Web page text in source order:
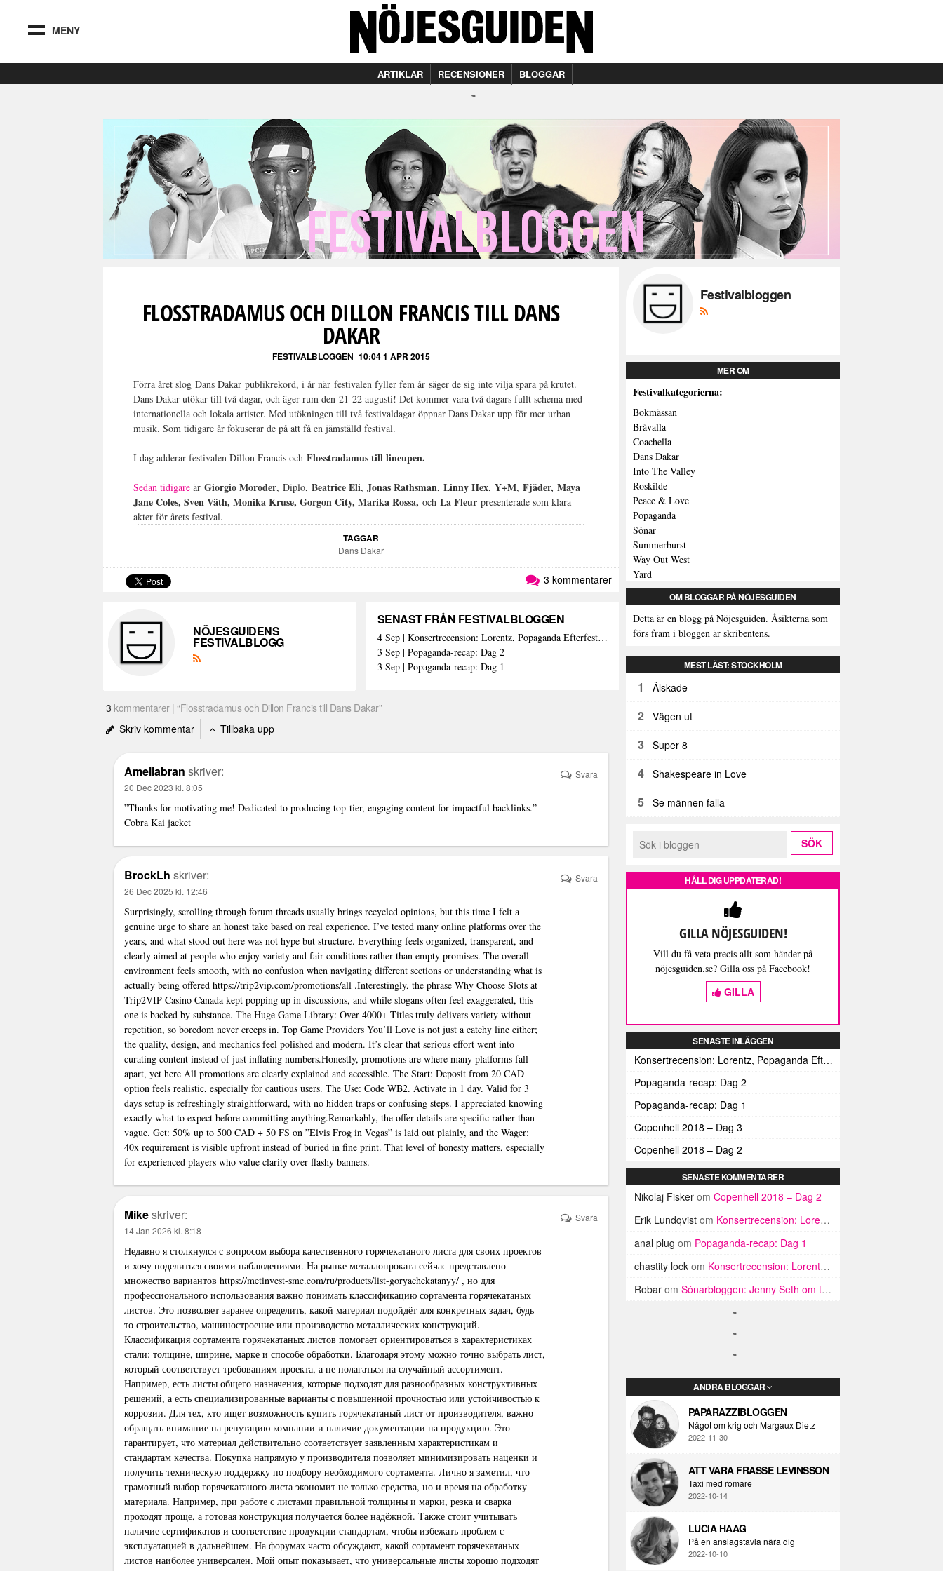
MENY
ARTIKLAR RECENSIONER BLOGGAR
FLOSSTRADAMUS OCH DILLON FRANCIS TILL DANS
DAKAR
FESTIVALBLOGGEN 10:04 1 APR 2015
Förra året slog Dans Dakar publikrekord, i år när festivalen fyller fem år säger de sig inte vilja spara på krutet.
Dans Dakar utökar till två dagar, och äger rum den 21-22 augusti! Det kommer vara två dagars fullt schema med
internationella och lokala artister. Med utökningen till två festivaldagar öppnar Dans Dakar upp för mer urban
musik. Som tidigare år fokuserar de på att få en jämställd festival.
I dag adderar festivalen Dillon Francis ochFlosstradamus till lineupen.
Sedan tidigare ärGiorgio Moroder, Diplo,Beatrice Eli,Jonas Rathsman,Linny Hex,Y+M,Fjäder,Maya
Jane Coles, Sven Väth, Monika Kruse, Gorgon City, Marika Rossa,och La Fleur presenterade som klara
akter för årets festival.
TAGGAR
Dans Dakar
3 kommentarer
NÖJESGUIDENS
FESTIVALBLOGG
SENAST FRÅN FESTIVALBLOGGEN
4 Sep | Konsertrecension: Lorentz, Popaganda Efterfestivalen
3 Sep | Popaganda-recap: Dag 2
3 Sep | Popaganda-recap: Dag 1
3 kommentarer | “Flosstradamus och Dillon Francis till Dans Dakar”
Skriv kommentar
Tillbaka upp
Ameliabran skriver:
20 Dec 2023 kl. 8:05
”Thanks for motivating me! Dedicated to producing top-tier, engaging content for impactful backlinks.”
Cobra Kai jacket
Svara
BrockLh skriver:
26 Dec 2025 kl. 12:46
Surprisingly, scrolling through forum threads usually brings recycled opinions, but this time I felt a
genuine urge to share an honest take based on real experience. I’ve tested many online platforms over the
years, and what stood out here was not hype but structure. Everything feels organized, transparent, and
clearly aimed at people who enjoy variety and fair conditions rather than empty promises. The overall
environment feels smooth, with no confusion when navigating different sections or understanding what is
actually being offered https://trip2vip.com/promotions/all .Interestingly, the phrase Why Choose Slots at
Trip2VIP Casino Canada kept popping up in discussions, and while slogans often feel exaggerated, this
one is backed by substance. The Huge Game Library: Over 4000+ Titles truly delivers variety without
repetition, so boredom never creeps in. Top Game Providers You’ll Love is not just a catchy line either;
the quality, design, and mechanics feel polished and modern. It’s clear that serious effort went into
curating content instead of just inflating numbers.Honestly, promotions are where many platforms fall
apart, yet here All promotions are clearly explained and accessible. The Start: Deposit from 20 CAD
option feels realistic, especially for cautious users. The Use: Code WB2. Activate in 1 day. Valid for 3
days setup is refreshingly straightforward, with no hidden traps or confusing steps. I appreciated knowing
exactly what to expect before committing anything.Remarkably, the offer details are specific rather than
vague. Get: 50% up to 500 CAD + 50 FS on ”Elvis Frog in Vegas” is laid out plainly, and the Wager:
40x requirement is visible upfront instead of buried in fine print. That level of honesty matters, especially
for experienced players who value clarity over flashy banners.
Svara
Mikeskriver:
14 Jan 2026 kl. 8:18
Недавно я столкнулся с вопросом выбора качественного горячекатаного листа для своих проектов
и хочу поделиться своими наблюдениями. На рынке металлопроката сейчас представлено
множество вариантов https://metinvest-smc.com/ru/products/list-goryachekatanyy/ , но для
профессионального использования важно понимать классификацию сортамента горячекатаных
листов. Это позволяет заранее определить, какой материал подойдёт для конкретных задач, будь
то строительство, машиностроение или производство металлических конструкций.
Классификация сортамента горячекатаных листов помогает ориентироваться в характеристиках
стали: толщине, ширине, марке и способе обработки. Благодаря этому можно точно выбрать лист,
который соответствует требованиям проекта, а не полагаться на случайный ассортимент.
Например, есть листы общего назначения, которые подходят для разнообразных конструктивных
решений, а есть специализированные варианты с повышенной прочностью или устойчивостью к
коррозии. Для тех, кто ищет возможность купить горячекатаный лист от производителя, важно
обращать внимание на репутацию компании и наличие документации на продукцию. Это
гарантирует, что материал действительно соответствует заявленным характеристикам и
стандартам качества. Покупка напрямую у производителя позволяет минимизировать наценки и
получить техническую поддержку по подбору необходимого сортамента. Лично я заметил, что
грамотный выбор горячекатаного листа экономит не только средства, но и время на обработку
материала. Например, при работе с листами правильной толщины и марки, резка и сварка
проходят проще, а готовая конструкция получается более надёжной. Также стоит учитывать
наличие сертификатов и соответствие продукции стандартам, чтобы избежать проблем с
эксплуатацией в дальнейшем. На форумах часто обсуждают, какой сортамент горячекатаных
листов наиболее универсален. Мой опыт показывает, что универсальные листы хорошо подходят
Svara
Festivalbloggen
MER OM
Festivalkategorierna:
Bokmässan
Bråvalla
Coachella
Dans Dakar
Into The Valley
Roskilde
Peace & Love
Popaganda
Sónar
Summerburst
Way Out West
Yard
OM BLOGGAR PÅ NÖJESGUIDEN
Detta är en blogg på Nöjesguiden. Åsikterna som
förs fram i bloggen är skribentens.
MEST LÄST: STOCKHOLM
1 Älskade
2 Vägen ut
3 Super 8
4 Shakespeare in Love
5 Se männen falla
HÅLL DIG UPPDATERAD!
GILLA NÖJESGUIDEN!
Vill du få veta precis allt som händer på
nöjesguiden.se? Gilla oss på Facebook!
GILLA
SENASTE INLÄGGEN
Konsertrecension: Lorentz, Popaganda Efterfestivalen
Popaganda-recap: Dag 2
Popaganda-recap: Dag 1
Copenhell 2018 – Dag 3
Copenhell 2018 – Dag 2
SENASTE KOMMENTARER
Nikolaj Fisker om Copenhell 2018 – Dag 2
Erik Lundqvist om Konsertrecension: Lorentz, Popaganda Efterfestivalen
anal plug om Popaganda-recap: Dag 1
chastity lock om Konsertrecension: Lorentz, Popaganda Efterfestivalen
Robar om Sónarbloggen: Jenny Seth om tapas och bas som får ryggraden att vibrera
ANDRA BLOGGAR
PAPARAZZIBLOGGEN
Något om krig och Margaux Dietz
2022-11-30
ATT VARA FRASSE LEVINSSON
Taxi med romare
2022-10-14
LUCIA HAAG
På en anslagstavla nära dig
2022-10-10